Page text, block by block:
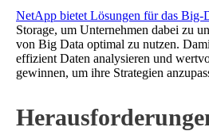
NetApp bietet Lösungen für das Big-
Storage, um Unternehmen dabei zu
von Big Data optimal zu nutzen.
effizient Daten analysieren und
gewinnen, um ihre Strategien